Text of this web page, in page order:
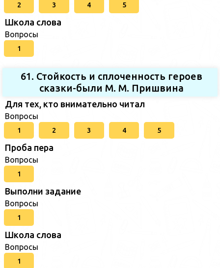
2 3 4 5
Школа слова
Вопросы
1
61. Стойкость и сплоченность героев
сказки-были М. М. Пришвина
Для тех, кто внимательно читал
Вопросы
1 2 3 4 5
Проба пера
Вопросы
1
Выполни задание
Вопросы
1
Школа слова
Вопросы
1